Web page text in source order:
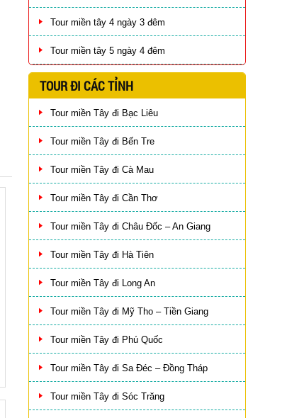
Tour miền tây 4 ngày 3 đêm
Tour miền tây 5 ngày 4 đêm
TOUR ĐI CÁC TỈNH
Tour miền Tây đi Bạc Liêu
Tour miền Tây đi Bến Tre
Tour miền Tây đi Cà Mau
Tour miền Tây đi Cần Thơ
Tour miền Tây đi Châu Đốc – An Giang
Tour miền Tây đi Hà Tiên
Tour miền Tây đi Long An
Tour miền Tây đi Mỹ Tho – Tiền Giang
Tour miền Tây đi Phú Quốc
Tour miền Tây đi Sa Đéc – Đồng Tháp
Tour miền Tây đi Sóc Trăng